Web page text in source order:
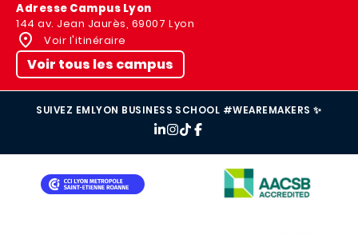
Adresse Campus Lyon
144 av. Jean Jaurès, 69007 Lyon
Voir l'itinéraire
Voir tous les campus
SUIVEZ EMLYON BUSINESS SCHOOL #WEAREMAKERS ✨
IMAGE